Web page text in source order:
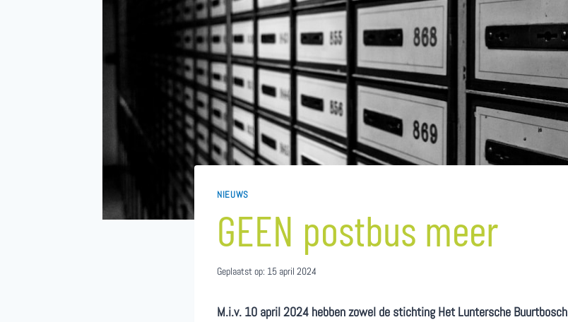
NIEUWS
GEEN postbus meer
Geplaatst op: 15 april 2024
M.i.v. 10 april 2024 hebben zowel de stichting Het Luntersche Buurtbosch